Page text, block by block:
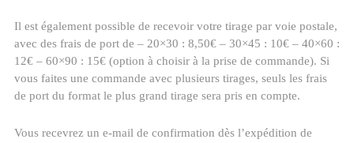
Il est également possible de recevoir votre tirage par voie postale,
avec des frais de port de – 20×30 : 8,50€ – 30×45 : 10€ – 40×60 :
12€ – 60×90 : 15€ (option à choisir à la prise de commande). Si
vous faites une commande avec plusieurs tirages, seuls les frais
de port du format le plus grand tirage sera pris en compte.
Vous recevrez un e-mail de confirmation dès l’expédition de